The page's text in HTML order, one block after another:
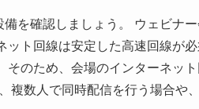
を確認しましょう。 ウェビナ
ト回線は安定した高速回線が
のため、会場のインターネッ
複数人で同時配信を行う場合や